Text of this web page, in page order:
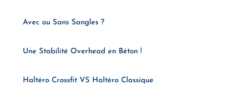
Avec ou Sans Sangles ?
Une Stabilité Overhead en Béton !
Haltéro Crossfit VS Haltéro Classique